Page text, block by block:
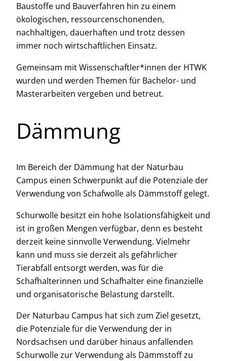
Baustoffe und Bauverfahren hin zu einem
ökologischen, ressourcenschonenden,
nachhaltigen, dauerhaften und trotz dessen
immer noch wirtschaftlichen Einsatz.
Gemeinsam mit Wissenschaftler*innen der HTWK
wurden und werden Themen für Bachelor- und
Masterarbeiten vergeben und betreut.
Dämmung
Im Bereich der Dämmung hat der Naturbau
Campus einen Schwerpunkt auf die Potenziale der
Verwendung von Schafwolle als Dämmstoff gelegt.
Schurwolle besitzt ein hohe Isolationsfähigkeit und
ist in großen Mengen verfügbar, denn es besteht
derzeit keine sinnvolle Verwendung. Vielmehr
kann und muss sie derzeit als gefährlicher
Tierabfall entsorgt werden, was für die
Schafhalterinnen und Schafhalter eine finanzielle
und organisatorische Belastung darstellt.
Der Naturbau Campus hat sich zum Ziel gesetzt,
die Potenziale für die Verwendung der in
Nordsachsen und darüber hinaus anfallenden
Schurwolle zur Verwendung als Dämmstoff zu